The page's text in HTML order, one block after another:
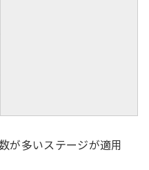
が多いステージが適用